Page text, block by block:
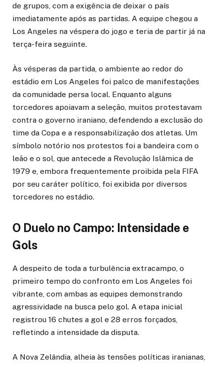
de grupos, com a exigência de deixar o país
imediatamente após as partidas. A equipe chegou a
Los Angeles na véspera do jogo e teria de partir já na
terça-feira seguinte.
Às vésperas da partida, o ambiente ao redor do
estádio em Los Angeles foi palco de manifestações
da comunidade persa local. Enquanto alguns
torcedores apoiavam a seleção, muitos protestavam
contra o governo iraniano, defendendo a exclusão do
time da Copa e a responsabilização dos atletas. Um
símbolo notório nos protestos foi a bandeira com o
leão e o sol, que antecede a Revolução Islâmica de
1979 e, embora frequentemente proibida pela FIFA
por seu caráter político, foi exibida por diversos
torcedores no estádio.
O Duelo no Campo: Intensidade e
Gols
A despeito de toda a turbulência extracampo, o
primeiro tempo do confronto em Los Angeles foi
vibrante, com ambas as equipes demonstrando
agressividade na busca pelo gol. A etapa inicial
registrou 16 chutes a gol e 28 erros forçados,
refletindo a intensidade da disputa.
A Nova Zelândia, alheia às tensões políticas iranianas,